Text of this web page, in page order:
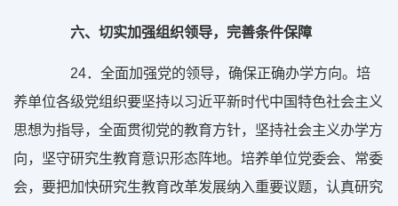
六、切实加强组织领导，完善条件保障
24．全面加强党的领导，确保正确办学方向。培
养单位各级党组织要坚持以习近平新时代中国特色社会主义
思想为指导，全面贯彻党的教育方针，坚持社会主义办学方
向，坚守研究生教育意识形态阵地。培养单位党委会、常委
会，要把加快研究生教育改革发展纳入重要议题，认真研究